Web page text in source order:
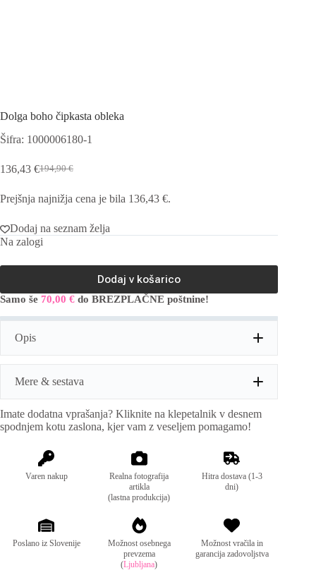
Dolga boho čipkasta obleka
Šifra: 1000006180-1
194,90€
Izvirna
je
194,90 €.
136,43 €Trenutna
je:
Prejšnja najnižja cena je bila 136,43 €.
Dodaj na seznam želja
Na zalogi
Dodaj v košarico
A
v
e
Samo še 70,00 € do BREZPLAČNE poštnine!
Opis
Mere & sestava
Mere:obseg prsi: 110cm; dolžina: 147cm
Imate dodatna vprašanja? Kliknite na klepetalnik v desnem
spodnjem kotu zaslona, kjer vam z veseljem pomagamo!
Varen nakup
Realna fotografija
artikla
(lastna produkcija)
Hitra dostava (1-3
dni)
Poslano iz Slovenije
Možnost osebnega
prevzema
(Ljubljana)
Možnost vračila in
garancija zadovoljstva